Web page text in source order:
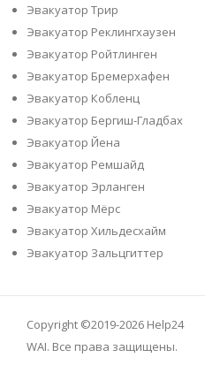
Эвакуатор Трир
Эвакуатор Реклингхаузен
Эвакуатор Ройтлинген
Эвакуатор Бремерхафен
Эвакуатор Кобленц
Эвакуатор Бергиш-Гладбах
Эвакуатор Йена
Эвакуатор Ремшайд
Эвакуатор Эрланген
Эвакуатор Мёрс
Эвакуатор Хильдесхайм
Эвакуатор Зальцгиттер
Copyright ©2019-2026 Help24
WAI. Все права защищены.